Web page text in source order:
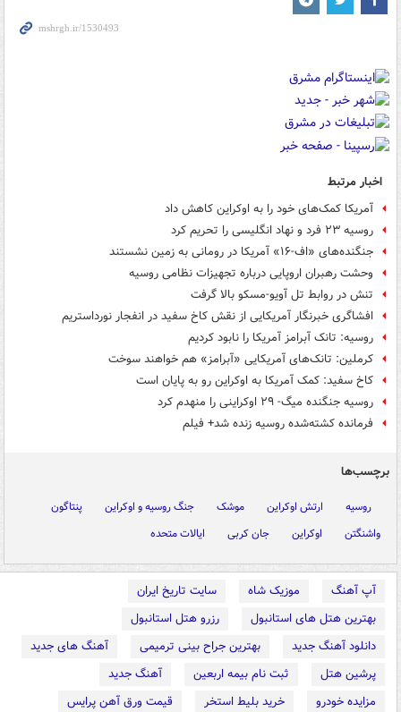
اخبار مرتبط
آمریکا کمک‌های خود را به اوکراین کاهش داد
روسیه ۲۳ فرد و نهاد انگلیسی را تحریم کرد
جنگنده‌های «اف-۱۶» آمریکا در رومانی به زمین نشستند
وحشت رهبران اروپایی درباره تجهیزات نظامی روسیه
تنش در روابط تل آویو-مسکو بالا گرفت
افشاگری خبرنگار آمریکایی از نقش کاخ سفید در انفجار نورداستریم
روسیه: تانک آبرامز آمریکا را نابود کردیم
کرملین: تانک‌های آمریکایی «آبرامز» هم خواهند سوخت
کاخ سفید: کمک آمریکا به اوکراین رو به پایان است
روسیه جنگنده میگ- ۲۹ اوکراینی را منهدم کرد
فرمانده کشته‌شده روسیه زنده شد+ فیلم
برچسب‌ها
روسیه ارتش اوکراین موشک جنگ روسیه و اوکراین
پنتاگون
واشنگتن
اوکراین جان کربی ایالات متحده
آپ آهنگ موزیک شاه
سایت تاریخ ایران
بهترین هتل های استانبول
رزرو هتل استانبول
دانلود آهنگ جدید
بهترین جراح بینی ترمیمی
آهنگ های جدید
پرشین هتل
ثبت نام بیمه اربعین
آهنگ جدید
مزایده خودرو
خرید بلیط استخر
قیمت ورق آهن پرایس